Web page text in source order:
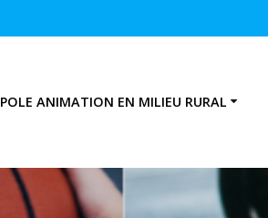
POLE ANIMATION EN MILIEU RURAL